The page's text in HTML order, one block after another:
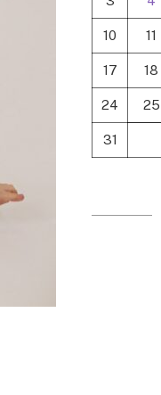
10 11
17 18
24 25
31